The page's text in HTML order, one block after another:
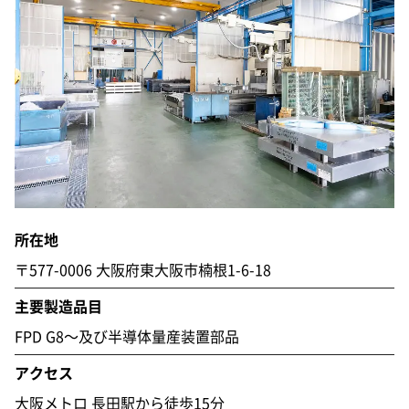
所在地
〒577-0006 大阪府東大阪市楠根1-6-18
主要製造品目
FPD G8～及び半導体量産装置部品
アクセス
大阪メトロ 長田駅から徒歩15分